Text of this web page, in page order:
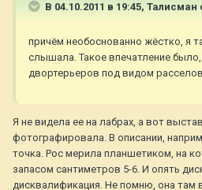
В 04.10.2011 в 19:45, Талисман
причём необоснованно жёстко, я
слышала. Такое впечатление
двортерьеров под видом
Я не видела ее на лабрах, а вот
фотографировала. В описании,
точка. Рос мерила планшетиком, на
запасом сантиметров 5-6. И опять
дисквалификация. Не помню, она там